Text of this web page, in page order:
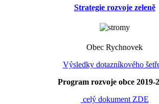
Strategie rozvoje zeleně
Obec Rychnovek
Výsledky dotazníkového
Program rozvoje obce 2019-
celý dokument ZDE